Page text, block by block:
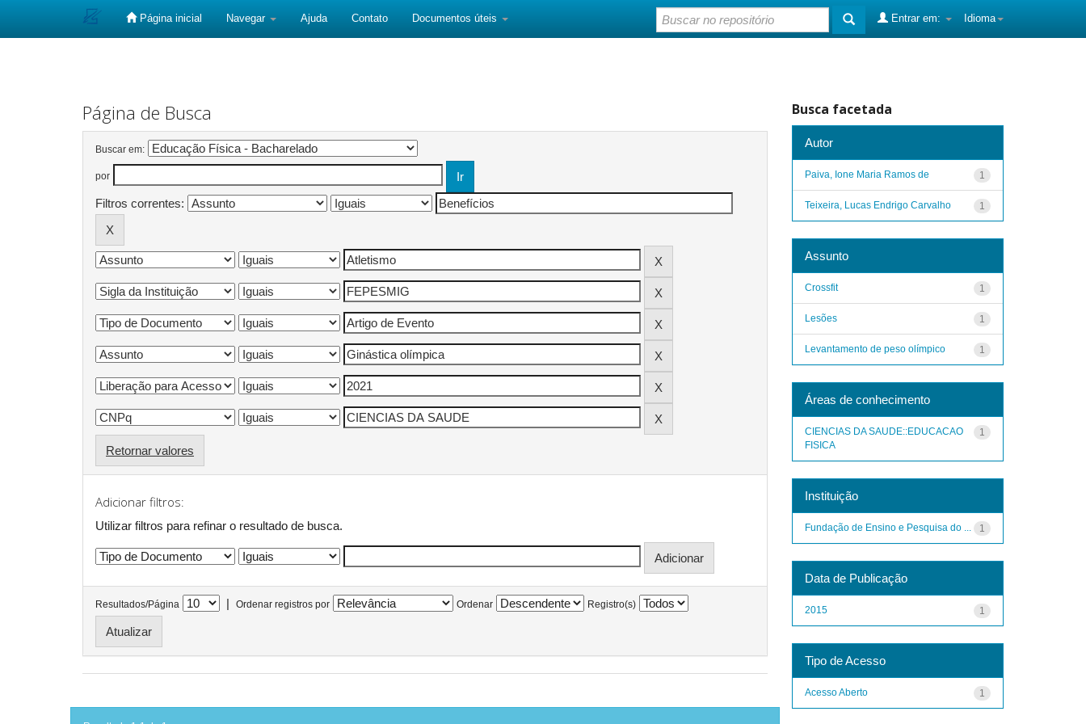
Página inicial Navegar Ajuda Contato Documentos úteis Idioma
Entrar em:
Página de Busca
Buscar em:
por
Filtros correntes:
Retornar valores
Adicionar filtros:
Utilizar filtros para refinar o resultado de busca.
Resultados/Página | Ordenar registros por Ordenar Registro(s)
Busca facetada
Autor
1
Paiva, Ione Maria Ramos de
1
Teixeira, Lucas Endrigo Carvalho
Assunto
1
Crossfit
1
Lesões
1
Levantamento de peso olímpico
Áreas de conhecimento
1
CIENCIAS DA SAUDE::EDUCACAO
FISICA
Instituição
1
Fundação de Ensino e Pesquisa do ...
Data de Publicação
1
2015
Tipo de Acesso
1
Acesso Aberto